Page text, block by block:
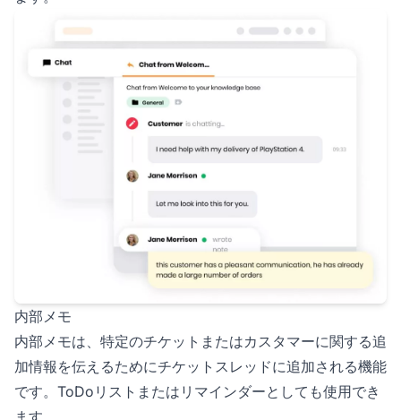
内部メモ
内部メモは、特定のチケットまたはカスタマーに関する追
加情報を伝えるためにチケットスレッドに追加される機能
です。ToDoリストまたはリマインダーとしても使用でき
ます。